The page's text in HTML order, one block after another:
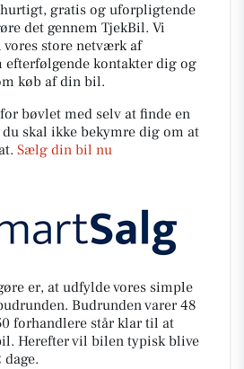
gratis og uforpligtende
det gennem TjekBil. Vi
store netværk af
kontakter dig og
køb af din bil.
bøvlet med selv at finde en
skal ikke bekymre dig om at
Sælg din bil nu
er, at udfylde vores simple
Budrunden varer 48
forhandlere står klar til at
Herefter vil bilen typisk blive